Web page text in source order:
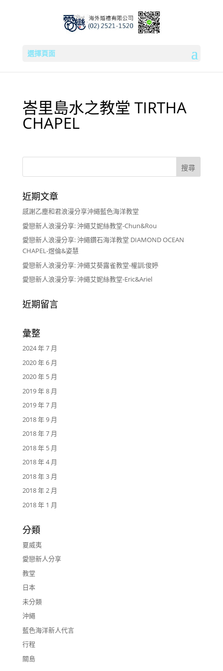
選擇頁面
峇里島水之教堂 TIRTHA
CHAPEL
近期文章
感謝乙塵和君浪漫分享沖繩藍色海洋教堂
愛戀新人浪漫分享: 沖繩艾妮絲教堂-Chun&Rou
愛戀新人浪漫分享: 沖繩鑽石海洋教堂 DIAMOND OCEAN
CHAPEL-煜倫&姿慧
愛戀新人浪漫分享: 沖繩艾葵露雀教堂-權訓;俊婷
愛戀新人浪漫分享: 沖繩艾妮絲教堂-Eric&Ariel
近期留言
彙整
2024 年 7 月
2020 年 6 月
2020 年 5 月
2019 年 8 月
2019 年 7 月
2018 年 9 月
2018 年 7 月
2018 年 5 月
2018 年 4 月
2018 年 3 月
2018 年 2 月
2018 年 1 月
分類
夏威夷
愛戀新人分享
教堂
日本
未分類
沖繩
藍色海洋新人代言
行程
關島